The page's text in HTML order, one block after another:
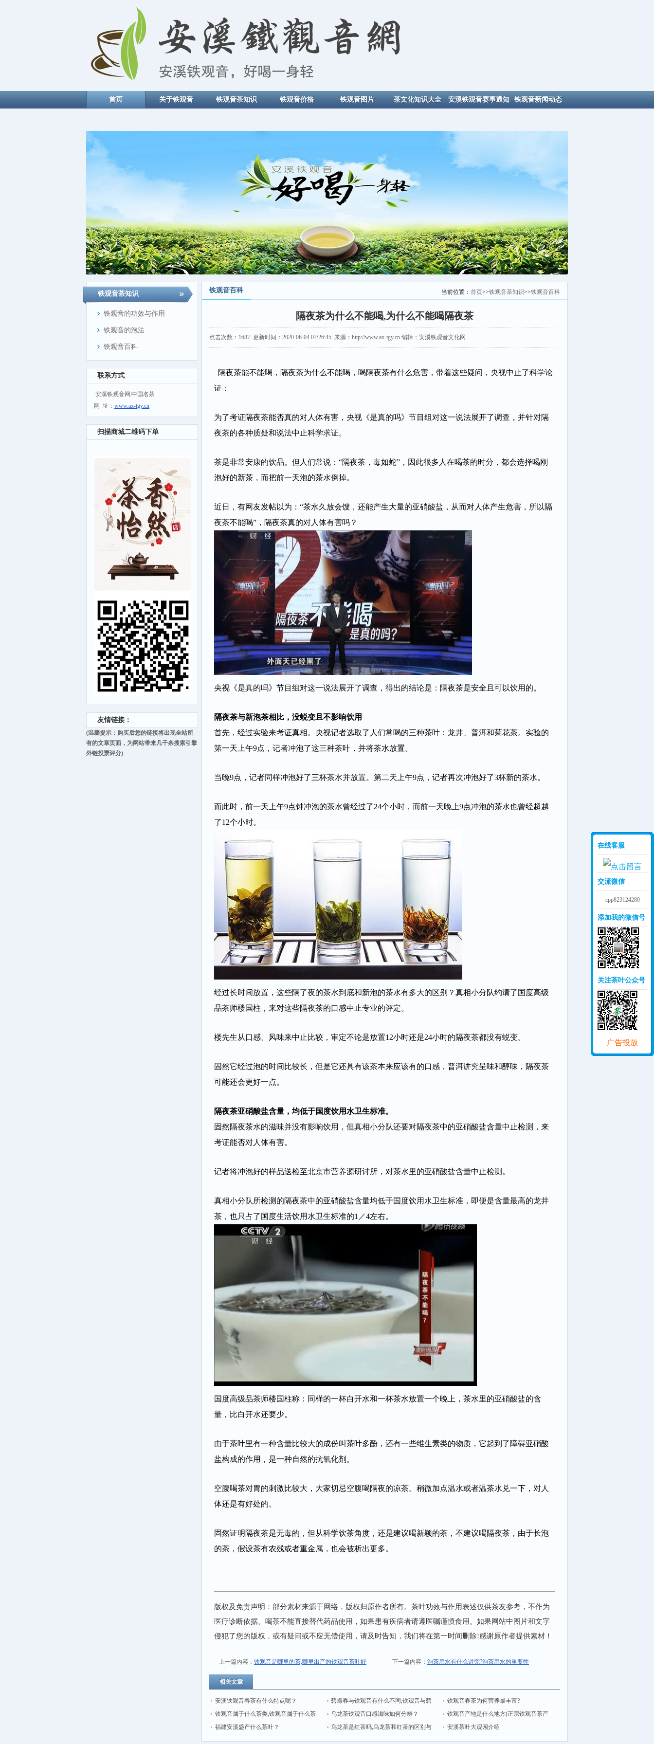
首页 关于铁观音 铁观音茶知识 铁观音价格 铁观音图片 茶文化知识大全 安溪铁观音赛事通知 铁观音新闻动态
铁观音茶知识
铁观音的功效与作用
铁观音的泡法
铁观音百科
联系方式
安溪铁观音网|中国名茶
网 址： www.ax-tgy.cn
扫描商城二维码下单
友情链接：
(温馨提示：购买后您的链接将出现全站所
有的文章页面，为网站带来几千条搜索引擎
外链投票评分)
当前位置： 首页>>铁观音茶知识>>铁观音百科
铁观音百科
隔夜茶为什么不能喝,为什么不能喝隔夜茶
点击次数： 1687 更新时间：2020-06-04 07:26:45 来源：http://www.ax-tgy.cn 编辑：安溪铁观音文化网
隔夜茶能不能喝，隔夜茶为什么不能喝，喝隔夜茶有什么危害，带着这些疑问，央视中止了科学论
证：
为了考证隔夜茶能否真的对人体有害，央视《是真的吗》节目组对这一说法展开了调查，并针对隔
夜茶的各种质疑和说法中止科学求证。
茶是非常安康的饮品。但人们常说：“隔夜茶，毒如蛇”，因此很多人在喝茶的时分，都会选择喝刚
泡好的新茶，而把前一天泡的茶水倒掉。
近日，有网友发帖以为：“茶水久放会馊，还能产生大量的亚硝酸盐，从而对人体产生危害，所以隔
夜茶不能喝”，隔夜茶真的对人体有害吗？
央视《是真的吗》节目组对这一说法展开了调查，得出的结论是：隔夜茶是安全且可以饮用的。
隔夜茶与新泡茶相比，没蜕变且不影响饮用
首先，经过实验来考证真相。央视记者选取了人们常喝的三种茶叶：龙井、普洱和菊花茶。实验的
第一天上午9点，记者冲泡了这三种茶叶，并将茶水放置。
当晚9点，记者同样冲泡好了三杯茶水并放置。第二天上午9点，记者再次冲泡好了3杯新的茶水。
而此时，前一天上午9点钟冲泡的茶水曾经过了24个小时，而前一天晚上9点冲泡的茶水也曾经超越
了12个小时。
经过长时间放置，这些隔了夜的茶水到底和新泡的茶水有多大的区别？真相小分队约请了国度高级
品茶师楼国柱，来对这些隔夜茶的口感中止专业的评定。
楼先生从口感、风味来中止比较，审定不论是放置12小时还是24小时的隔夜茶都没有蜕变。
固然它经过泡的时间比较长，但是它还具有该茶本来应该有的口感，普洱讲究呈味和醇味，隔夜茶
可能还会更好一点。
隔夜茶亚硝酸盐含量，均低于国度饮用水卫生标准。
固然隔夜茶水的滋味并没有影响饮用，但真相小分队还要对隔夜茶中的亚硝酸盐含量中止检测，来
考证能否对人体有害。
记者将冲泡好的样品送检至北京市营养源研讨所，对茶水里的亚硝酸盐含量中止检测。
真相小分队所检测的隔夜茶中的亚硝酸盐含量均低于国度饮用水卫生标准，即便是含量最高的龙井
茶，也只占了国度生活饮用水卫生标准的1／4左右。
国度高级品茶师楼国柱称：同样的一杯白开水和一杯茶水放置一个晚上，茶水里的亚硝酸盐的含
量，比白开水还要少。
由于茶叶里有一种含量比较大的成份叫茶叶多酚，还有一些维生素类的物质，它起到了障碍亚硝酸
盐构成的作用，是一种自然的抗氧化剂。
空腹喝茶对胃的刺激比较大，大家切忌空腹喝隔夜的凉茶。稍微加点温水或者温茶水兑一下，对人
体还是有好处的。
固然证明隔夜茶是无毒的，但从科学饮茶角度，还是建议喝新颖的茶，不建议喝隔夜茶，由于长泡
的茶，假设茶有农残或者重金属，也会被析出更多。
版权及免责声明：部分素材来源于网络，版权归原作者所有。茶叶功效与作用表述仅供茶友参考，不作为
医疗诊断依据。喝茶不能直接替代药品使用，如果患有疾病者请遵医嘱谨慎食用。如果网站中图片和文字
侵犯了您的版权，或有疑问或不应无偿使用，请及时告知，我们将在第一时间删除!感谢原作者提供素材！
上一篇内容： 铁观音是哪里的茶,哪里出产的铁观音茶叶好 下一篇内容： 泡茶用水有什么讲究?泡茶用水的重要性
相关文章
安溪铁观音春茶有什么特点呢？
碧螺春与铁观音有什么不同,铁观音与碧
螺春哪个好？
铁观音春茶为何营养最丰富?
铁观音属于什么茶类,铁观音属于什么茶
乌龙茶铁观音口感滋味如何分辨？
铁观音产地是什么地方(正宗铁观音茶产
地是哪里)
福建安溪盛产什么茶叶？
乌龙茶是红茶吗,乌龙茶和红茶的区别与
不同
安溪茶叶大观园介绍
在线客服
交流微信
cpp823124280
添加我的微信号
关注茶叶公众号
广告投放